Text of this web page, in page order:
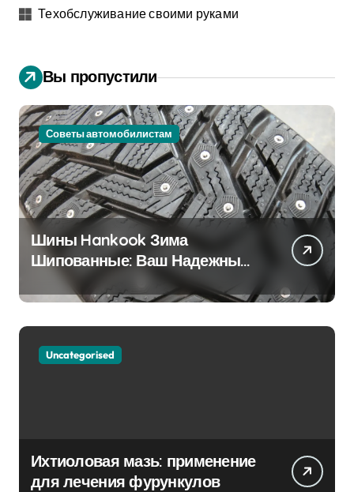
Техобслуживание своими руками
Вы пропустили
Советы автомобилистам
Шины Hankook Зима
Шипованные: Ваш Надежный
Партнёр на Снежных Дорогах
Uncategorised
Ихтиоловая мазь: применение
для лечения фурункулов